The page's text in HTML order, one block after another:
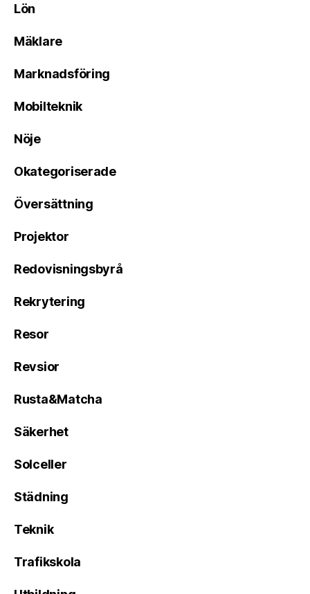
Lön
Mäklare
Marknadsföring
Mobilteknik
Nöje
Okategoriserade
Översättning
Projektor
Redovisningsbyrå
Rekrytering
Resor
Revsior
Rusta&Matcha
Säkerhet
Solceller
Städning
Teknik
Trafikskola